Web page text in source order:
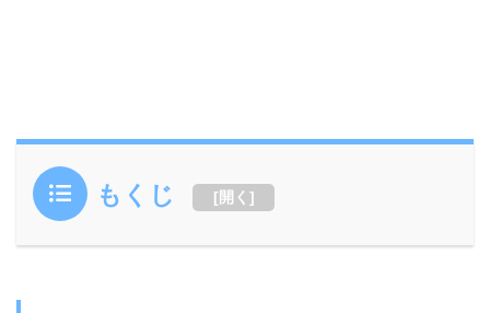
もくじ [開く ]